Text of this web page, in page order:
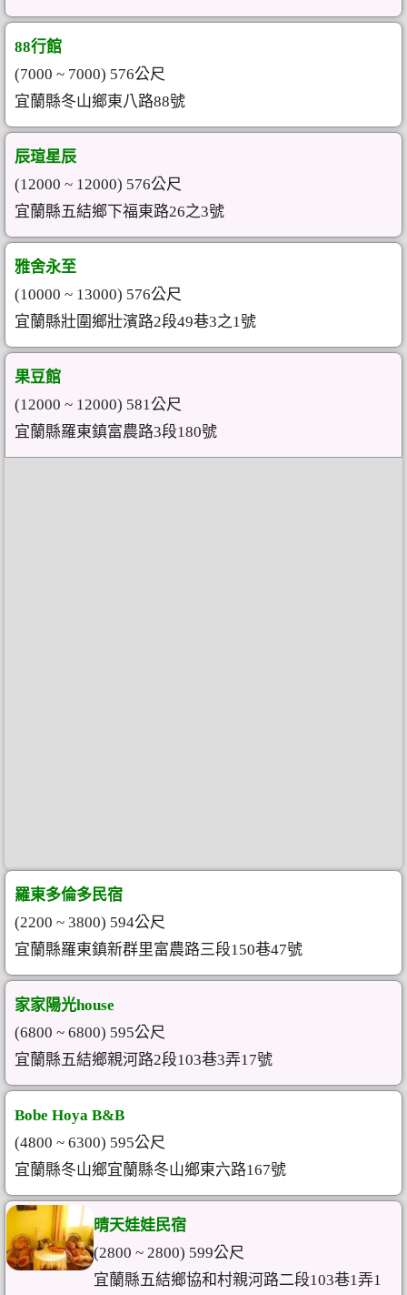
88行館
(7000 ~ 7000) 576公尺
宜蘭縣冬山鄉東八路88號
辰瑄星辰
(12000 ~ 12000) 576公尺
宜蘭縣五結鄉下福東路26之3號
雅舍永至
(10000 ~ 13000) 576公尺
宜蘭縣壯圍鄉壯濱路2段49巷3之1號
果豆館
(12000 ~ 12000) 581公尺
宜蘭縣羅東鎮富農路3段180號
羅東多倫多民宿
(2200 ~ 3800) 594公尺
宜蘭縣羅東鎮新群里富農路三段150巷47號
家家陽光house
(6800 ~ 6800) 595公尺
宜蘭縣五結鄉親河路2段103巷3弄17號
Bobe Hoya B&B
(4800 ~ 6300) 595公尺
宜蘭縣冬山鄉宜蘭縣冬山鄉東六路167號
晴天娃娃民宿
(2800 ~ 2800) 599公尺
宜蘭縣五結鄉協和村親河路二段103巷1弄1